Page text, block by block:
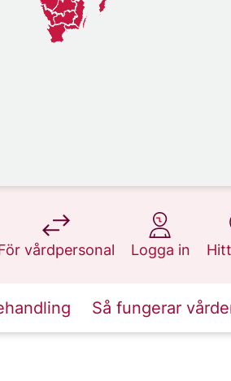
vårdpersonal
på 1177.se
Logga in
på 1177.se
på
Så fungerar